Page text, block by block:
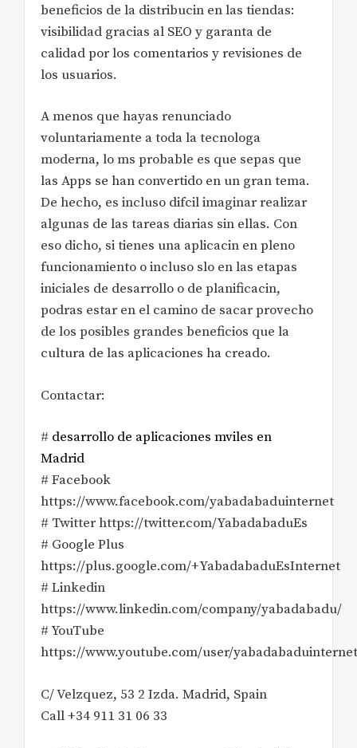
beneficios de la distribucin en las tiendas:
visibilidad gracias al SEO y garanta de
calidad por los comentarios y revisiones de
los usuarios.
A menos que hayas renunciado
voluntariamente a toda la tecnologa
moderna, lo ms probable es que sepas que
las Apps se han convertido en un gran tema.
De hecho, es incluso difcil imaginar realizar
algunas de las tareas diarias sin ellas. Con
eso dicho, si tienes una aplicacin en pleno
funcionamiento o incluso slo en las etapas
iniciales de desarrollo o de planificacin,
podras estar en el camino de sacar provecho
de los posibles grandes beneficios que la
cultura de las aplicaciones ha creado.
Contactar:
# desarrollo de aplicaciones mviles en
Madrid
# Facebook
https://www.facebook.com/yabadabaduinternet
# Twitter https://twitter.com/YabadabaduEs
# Google Plus
https://plus.google.com/+YabadabaduEsInternet
# Linkedin
https://www.linkedin.com/company/yabadabadu/
# YouTube
https://www.youtube.com/user/
C/ Velzquez, 53 2 Izda. Madrid, Spain
Call +34 911 31 06 33